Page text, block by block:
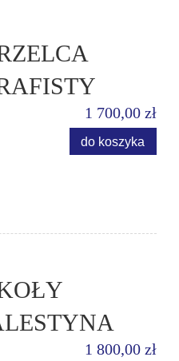
1 700,00 zł
do koszyka
1 800,00 zł